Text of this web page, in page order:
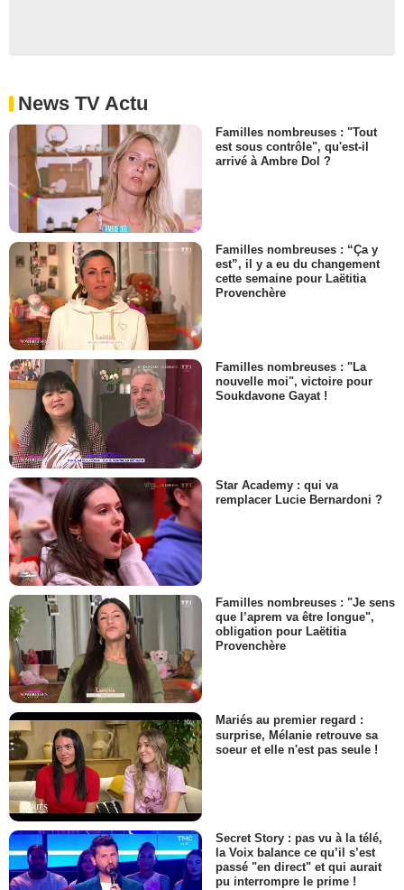
News TV Actu
Familles nombreuses : "Tout
est sous contrôle", qu'est-il
arrivé à Ambre Dol ?
Familles nombreuses : “Ça y
est”, il y a eu du changement
cette semaine pour Laëtitia
Provenchère
Familles nombreuses : "La
nouvelle moi", victoire pour
Soukdavone Gayat !
Star Academy : qui va
remplacer Lucie Bernardoni ?
Familles nombreuses : "Je sens
que l’aprem va être longue",
obligation pour Laëtitia
Provenchère
Mariés au premier regard :
surprise, Mélanie retrouve sa
soeur et elle n'est pas seule !
Secret Story : pas vu à la télé,
la Voix balance ce qu’il s’est
passé "en direct" et qui aurait
pu interrompre le prime !